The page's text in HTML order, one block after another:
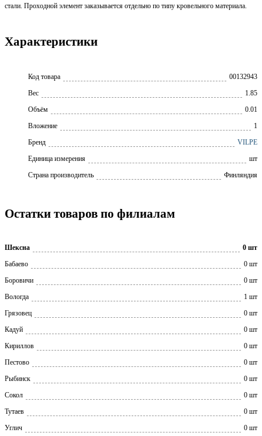
стали. Проходной элемент заказывается отдельно по типу кровельного материала.
Характеристики
Код товара
00132943
Вес
1.85
Объём
0.01
Вложение
1
Бренд
VILPE
Единица измерения
шт
Страна производитель
Финляндия
Остатки товаров по филиалам
Шексна
0 шт
Бабаево
0 шт
Боровичи
0 шт
Вологда
1 шт
Грязовец
0 шт
Кадуй
0 шт
Кириллов
0 шт
Пестово
0 шт
Рыбинск
0 шт
Сокол
0 шт
Тутаев
0 шт
Углич
0 шт